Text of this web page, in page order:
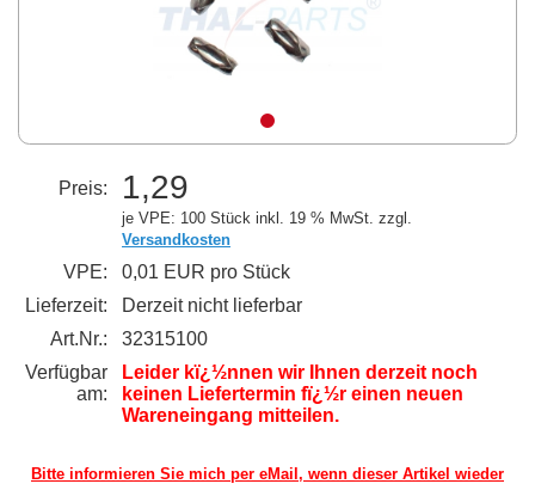
Preis: 1,29
je VPE: 100 Stück inkl. 19 % MwSt. zzgl.
Versandkosten
VPE:
0,01 EUR pro Stück
Lieferzeit:
Derzeit nicht lieferbar
Art.Nr.:
32315100
Verfügbar
am:
Leider kï¿½nnen wir Ihnen derzeit noch
keinen Liefertermin fï¿½r einen neuen
Wareneingang mitteilen.
Bitte informieren Sie mich per eMail, wenn dieser Artikel wieder